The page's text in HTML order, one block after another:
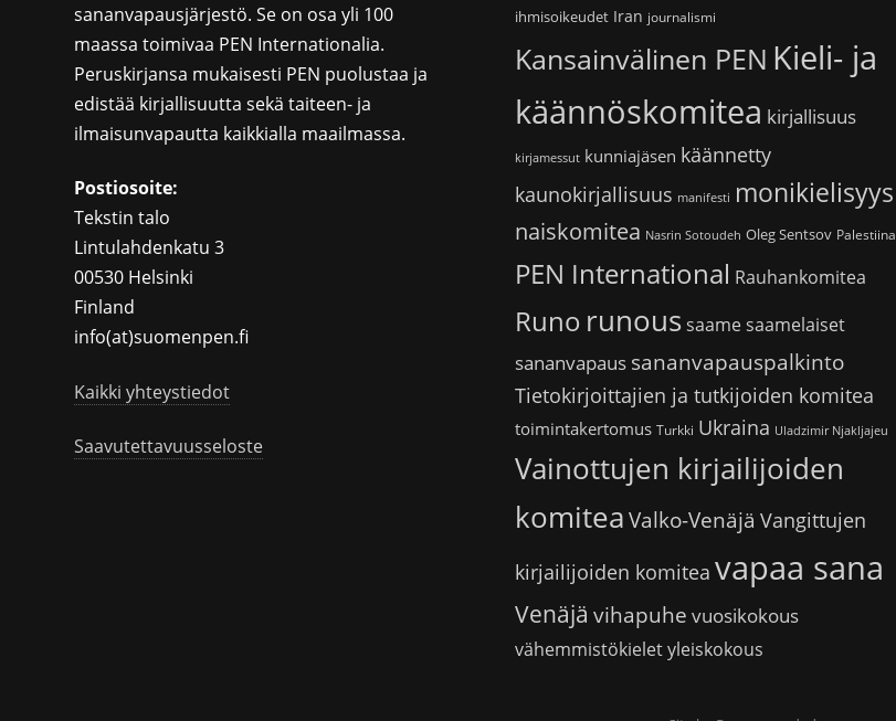
sananvapausjärjestö. Se on osa yli 100
maassa toimivaa PEN Internationalia.
Peruskirjansa mukaisesti PEN puolustaa ja
edistää kirjallisuutta sekä taiteen- ja
ilmaisunvapautta kaikkialla maailmassa.
Postiosoite:
Tekstin talo
Lintulahdenkatu 3
00530 Helsinki
Finland
info(at)suomenpen.fi
Kaikki yhteystiedot
Saavutettavuusseloste
ihmisoikeudet Iran journalismi
Kansainvälinen PEN Kieli- ja
käännöskomitea kirjallisuus
kirjamessut kunniajäsen käännetty
kaunokirjallisuus manifesti monikielisyys
naiskomitea Nasrin Sotoudeh Oleg Sentsov Palestiina
PEN International Rauhankomitea
Runo runoussaamesaamelaiset
sananvapaus sananvapauspalkinto
Tietokirjoittajien ja tutkijoiden komitea
toimintakertomus Turkki Ukraina Uladzimir Njakljajeu
Vainottujen kirjailijoiden
komitea Valko-Venäjä Vangittujen
kirjailijoiden komitea vapaa sana
Venäjä vihapuhe vuosikokous
vähemmistökieletyleiskokous